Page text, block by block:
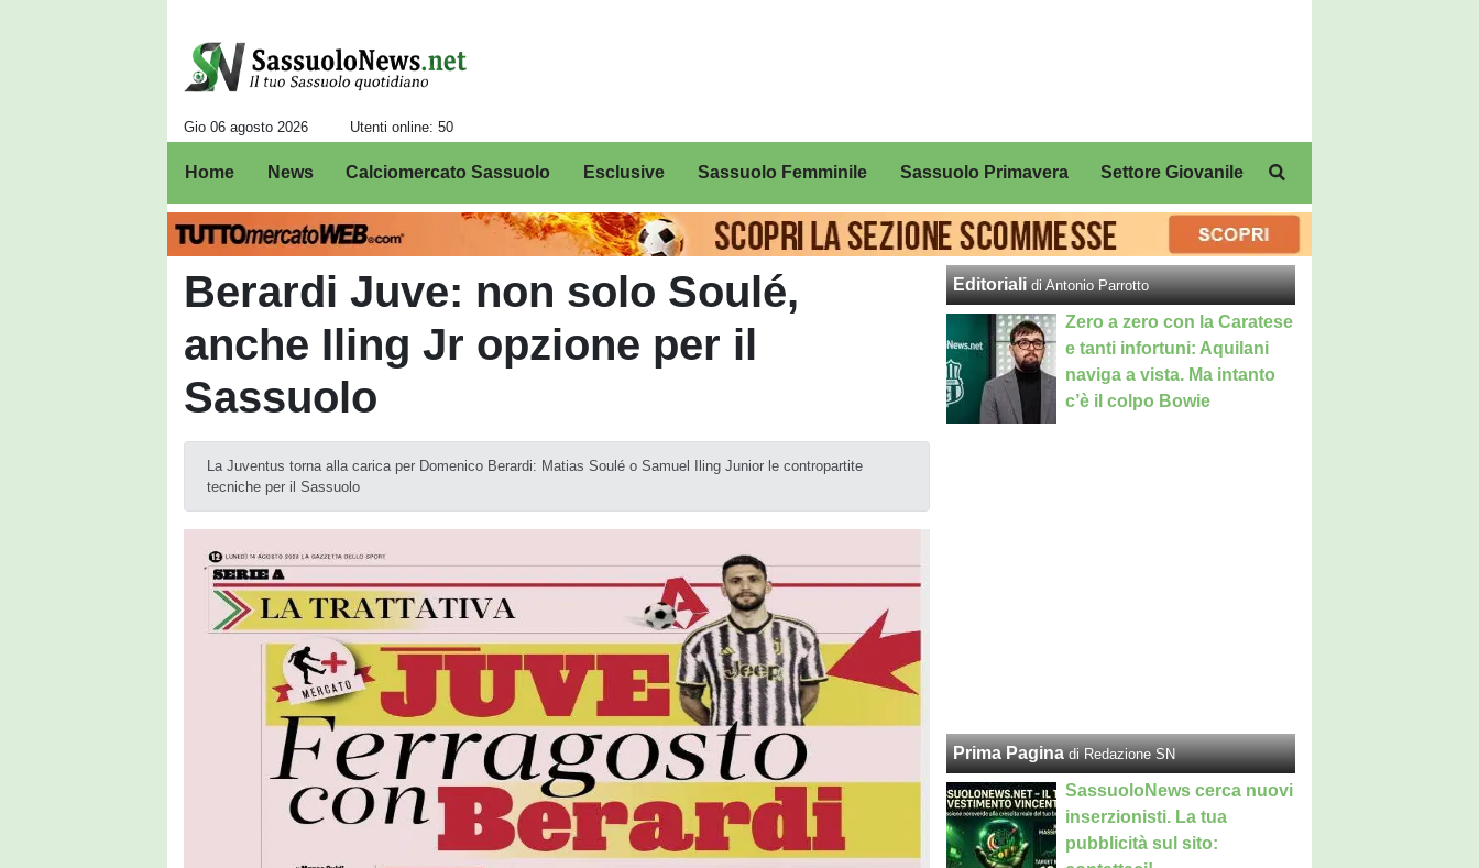
Gio 06 agosto 2026 Utenti online: 50
Home News Calciomercato Sassuolo Esclusive Sassuolo Femminile Sassuolo Primavera Settore Giovanile
Berardi Juve: non solo Soulé,
anche Iling Jr opzione per il
Sassuolo
La Juventus torna alla carica per Domenico Berardi: Matias Soulé o Samuel Iling Junior le contropartite
tecniche per il Sassuolo
Editoriali di Antonio Parrotto
Zero a zero con la Caratese
e tanti infortuni: Aquilani
naviga a vista. Ma intanto
c’è il colpo Bowie
Prima Pagina di Redazione SN
SassuoloNews cerca nuovi
inserzionisti. La tua
pubblicità sul sito: